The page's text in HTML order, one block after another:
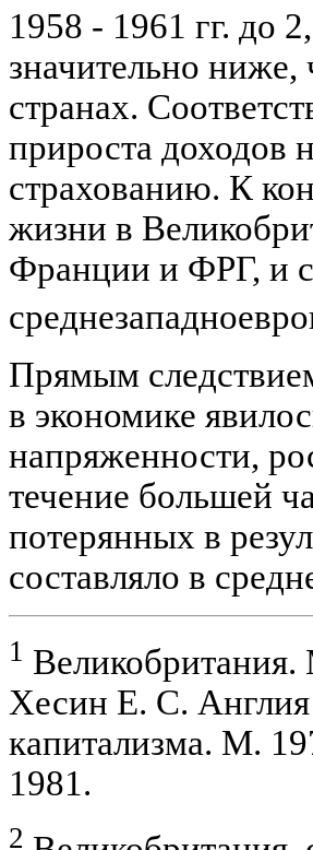
1958 - 1961 гг. до
значительно ниже,
странах.
прироста доходов
страхованию. К
жизни в
Франции и ФРГ, и
Прямым
в экономике
напряженности,
течение большей
потерянных в
составляло в
1
Хесин Е. С. Англия
капитализма. М.
1981.
2